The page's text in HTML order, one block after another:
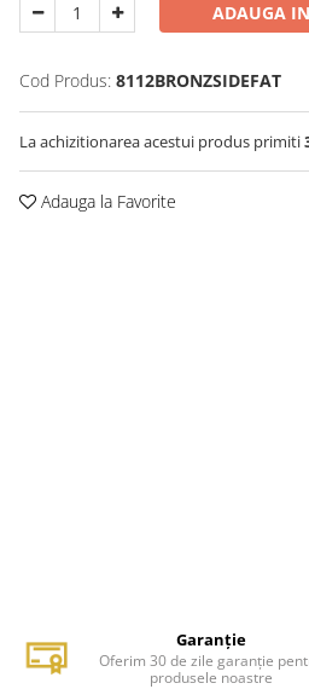
ADAUGA
Cod Produs: 8112BRONZSIDEFAT
La achizitionarea acestui produs primiti
Adauga la Favorite
Garanție
Oferim 30 de zile garanție
produsele noastre